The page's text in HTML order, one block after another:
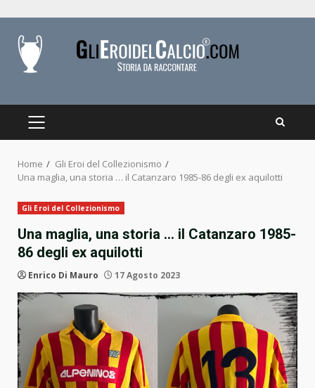
content
PRIMARY
Home
Gli Eroi del Collezionismo
Una maglia, una storia … il Catanzaro 1985-86 degli ex aquilotti
Gli Eroi del Collezionismo
Una maglia, una storia … il Catanzaro 1985-
86 degli ex aquilotti
Enrico Di Mauro 17 Agosto 2023